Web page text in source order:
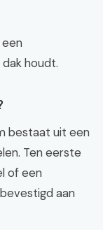
houdt.
bestaat uit een
Ten eerste
of een
aan